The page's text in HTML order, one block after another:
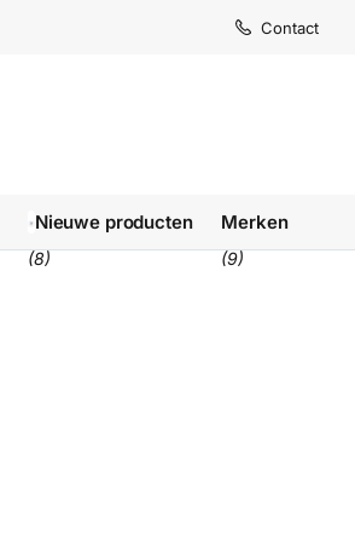
Levertijd1-3
Levertijd1-3
Contact
Nieuwe producten
(8)
Merken
(9)